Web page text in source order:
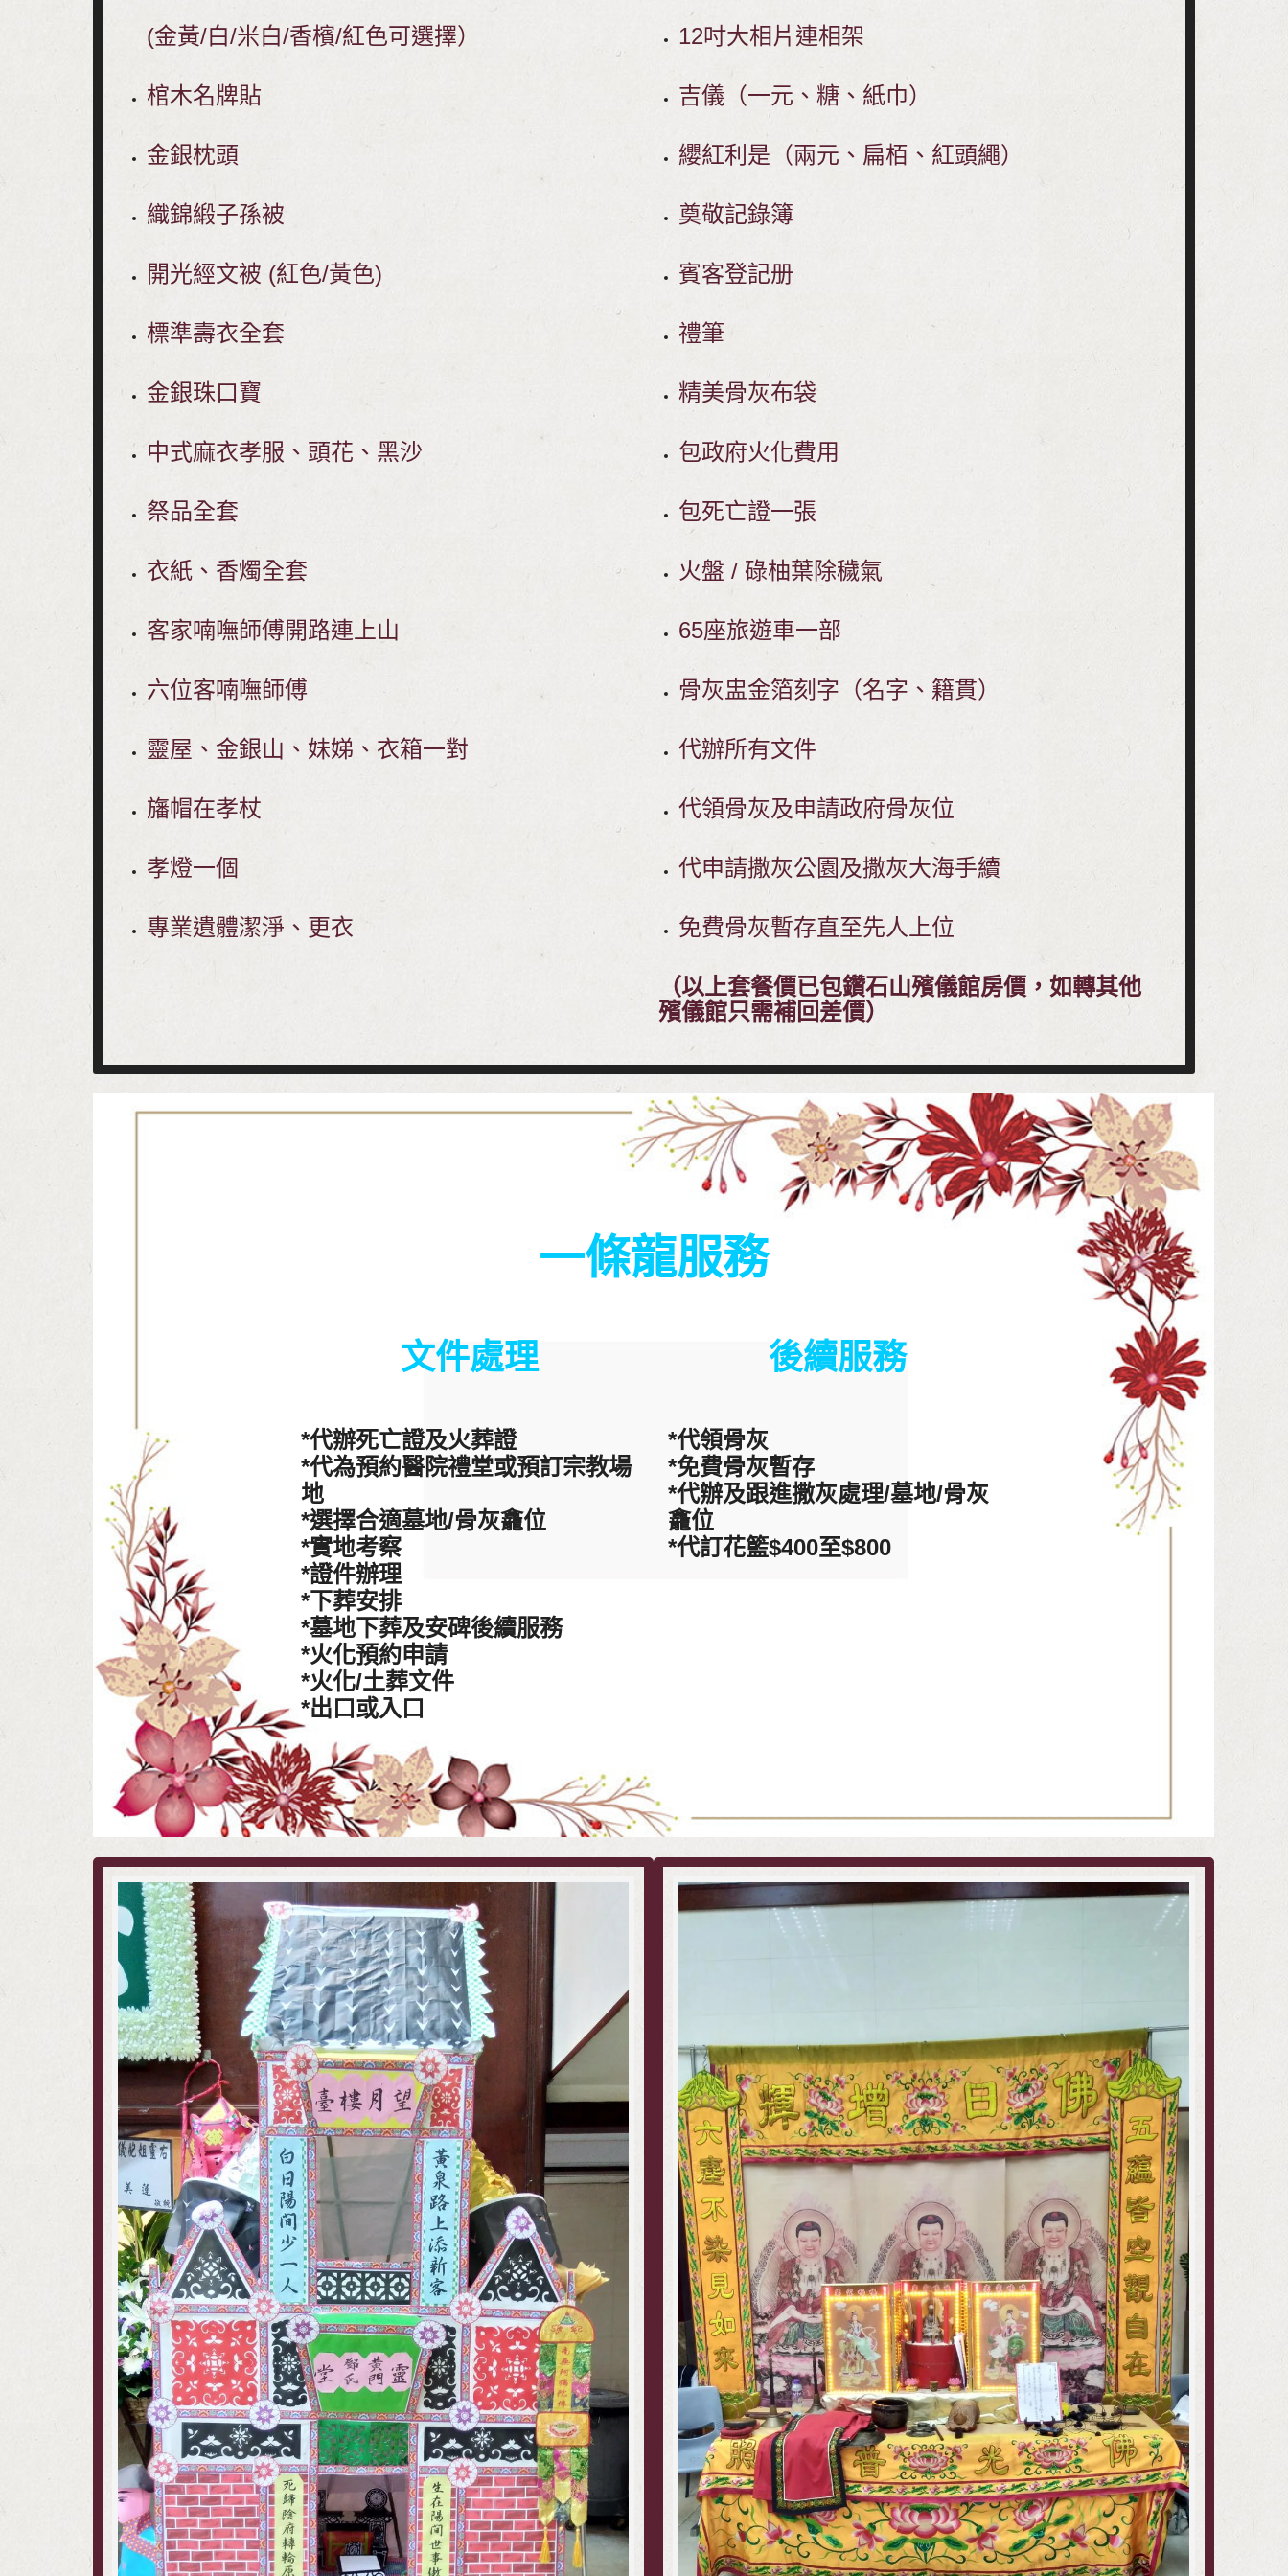
(金黃/白/米白/香檳/紅色可選擇）
棺木名牌貼
金銀枕頭
織錦緞子孫被
開光經文被 (紅色/黃色)
標準壽衣全套
金銀珠口寶
中式麻衣孝服、頭花、黑沙
祭品全套
衣紙、香燭全套
客家喃嘸師傅開路連上山
六位客喃嘸師傅
靈屋、金銀山、妹娣、衣箱一對
旛帽在孝杖
孝燈一個
專業遺體潔淨、更衣
12吋大相片連相架
吉儀（一元、糖、紙巾）
纓紅利是（兩元、扁栢、紅頭繩）
奠敬記錄簿
賓客登記册
禮筆
精美骨灰布袋
包政府火化費用
包死亡證一張
火盤 / 碌柚葉除穢氣
65座旅遊車一部
骨灰盅金箔刻字（名字、籍貫）
代辦所有文件
代領骨灰及申請政府骨灰位
代申請撒灰公園及撒灰大海手續
免費骨灰暫存直至先人上位
（以上套餐價已包鑽石山殯儀館房價，如轉其他
殯儀館只需補回差價）
一條龍服務
文件處理
*代辦死亡證及火葬證
*代為預約醫院禮堂或預訂宗教場
地
*選擇合適墓地/骨灰龕位
*實地考察
*證件辦理
*下葬安排
*墓地下葬及安碑後續服務
*火化預約申請
*火化/土葬文件
*出口或入口
後續服務
*代領骨灰
*免費骨灰暫存
*代辦及跟進撒灰處理/墓地/骨灰
龕位
*代訂花籃$400至$800